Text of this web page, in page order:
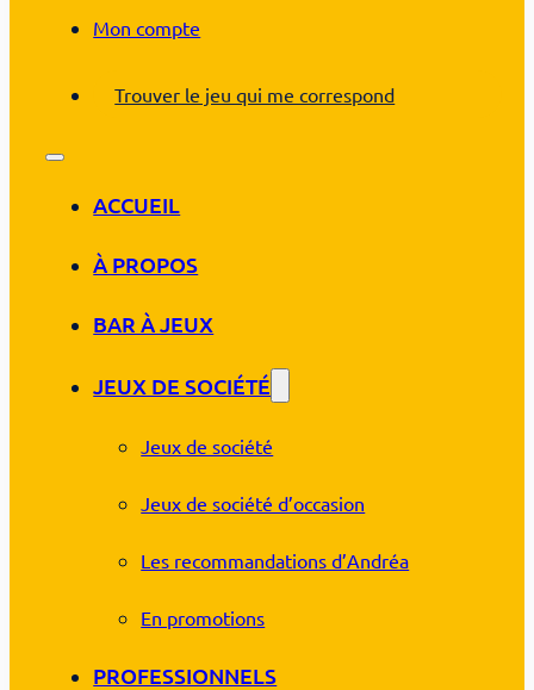
Mon compte
Trouver le jeu qui me correspond
ACCUEIL
À PROPOS
BAR À JEUX
JEUX DE SOCIÉTÉ
Jeux de société
Jeux de société d’occasion
Les recommandations d’Andréa
En promotions
PROFESSIONNELS